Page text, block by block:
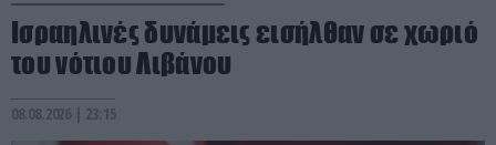
Ισραηλινές δυνάμεις εισήλθαν σε χωριό
του νότιου Λιβάνου
08.08.2026 | 23:15